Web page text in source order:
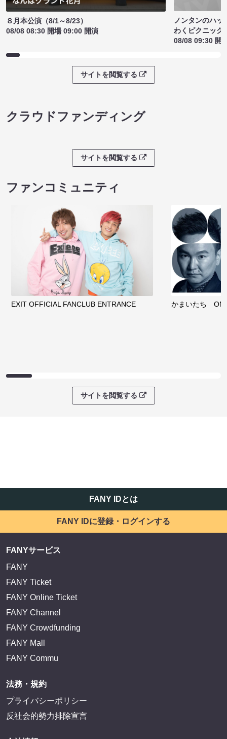
８月本公演（8/1～8/23）
08/08 08:30 開場 09:00 開演
ノンタンのハッ
わくピクニック
08/08 09:30 開
サイトを閲覧する
クラウドファンディング
サイトを閲覧する
ファンコミュニティ
EXIT OFFICIAL FANCLUB ENTRANCE かまいたち
サイトを閲覧する
FANY IDとは
FANY IDに登録・ログインする
FANYサービス
FANY
FANY Ticket
FANY Online Ticket
FANY Channel
FANY Crowdfunding
FANY Mall
FANY Commu
法務・規約
プライバシーポリシー
反社会的勢力排除宣言